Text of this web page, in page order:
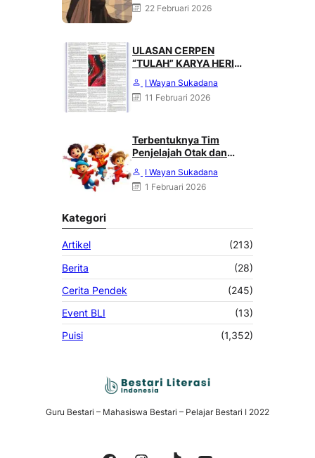
22 Februari 2026
ULASAN CERPEN
“TULAH” KARYA HERI
MERDEKA, MINGGU 08
FEBRUARI 2026
I Wayan Sukadana
11 Februari 2026
Terbentuknya Tim
Penjelajah Otak dan
Haliling
I Wayan Sukadana
1 Februari 2026
Kategori
Artikel
(213)
Berita
(28)
Cerita Pendek
(245)
Event BLI
(13)
Puisi
(1,352)
Guru Bestari – Mahasiswa Bestari – Pelajar Bestari I 2022